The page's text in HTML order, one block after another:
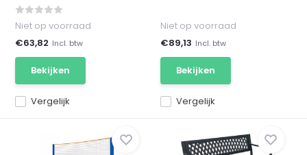
Vergelijk
Niet op voorraad
€63,82 Incl. btw
Bekijken
Vergelijk
Niet op voorraad
€89,13 Incl. btw
Bekijken